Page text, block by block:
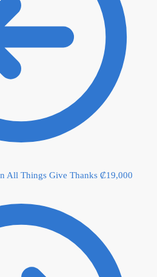
All Things Give Thanks ₡19,000